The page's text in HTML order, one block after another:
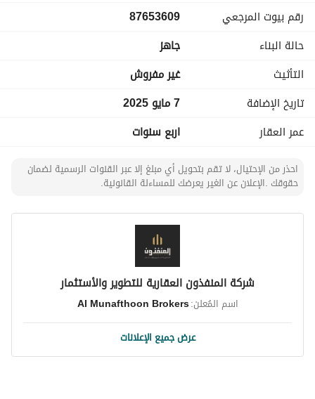
المواصفات:
مطبخ راكب
غرفة سائق
رقم بيوت المرجعي
87653609
حالة البناء
جاهز
التأثيث
غير مفروش
تاريخ الإضافة
7 مايو 2025
عمر العقار
اربع سنوات
احذر من الإحتيال، لا تقم بتحويل أي مبلغ إلا عبر القنوات الرسمية لضمان
حقوقك .الإعلان عن الغير يعرضك للمساءلة القانونية.
شركة المنفذون العقارية للتطوير والأستثمار
اسم المُعلن:Al Munafthoon Brokers
عرض جميع الإعلانات